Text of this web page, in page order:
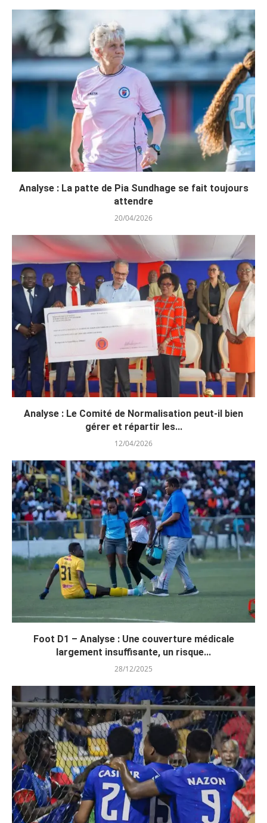
Analyse : La patte de Pia Sundhage se fait toujours
attendre
20/04/2026
Analyse : Le Comité de Normalisation peut-il bien
gérer et répartir les...
12/04/2026
Foot D1 – Analyse : Une couverture médicale
largement insuffisante, un risque...
28/12/2025